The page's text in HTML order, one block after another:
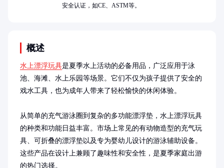
概述
水上漂浮玩具是夏季水上活动的必备用品，广泛应用于泳
池、海滩、水上乐园等场景。它们不仅为孩子提供了安全的
戏水工具，也为成年人带来了轻松愉快的休闲体验。
从简单的充气游泳圈到复杂的多功能漂浮垫，水上漂浮玩具
的种类和功能日益丰富。市场上常见的有动物造型的充气玩
具、可折叠的漂浮垫以及专为婴幼儿设计的游泳辅助设备。
这些产品在设计上兼顾了趣味性和安全性，是夏季家庭出游
的热门选择。
安全认证，如CE、ASTM等。